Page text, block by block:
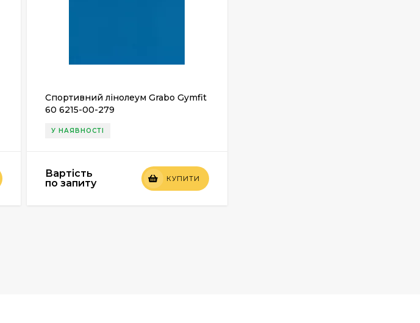
Спортивний лінолеум Grabo Gymfit
60 6215-00-279
У НАЯВНОСТІ
Вартість
по запиту
КУПИТИ